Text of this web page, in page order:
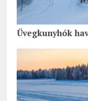
Üvegkunyhók